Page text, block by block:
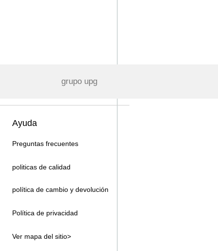
grupo upg
Ayuda
Preguntas frecuentes
politicas de calidad
política de cambio y devolución
Política de privacidad
Ver mapa del sitio>